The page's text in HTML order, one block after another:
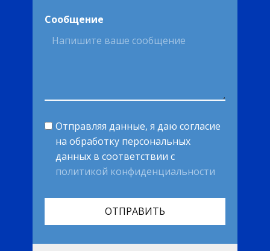
Сообщение
Отправляя данные, я даю согласие
на обработку персональных
данных в соответствии с
политикой конфиденциальности
ОТПРАВИТЬ